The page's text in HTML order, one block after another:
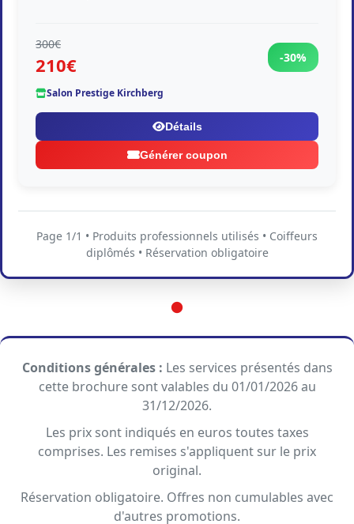
300€
210€ -30%
Salon Prestige Kirchberg
Détails
Générer coupon
Page 1/1 • Produits professionnels utilisés • Coiffeurs
diplômés • Réservation obligatoire
Conditions générales : Les services présentés dans
cette brochure sont valables du 01/01/2026 au
31/12/2026.
Les prix sont indiqués en euros toutes taxes
comprises. Les remises s'appliquent sur le prix
original.
Réservation obligatoire. Offres non cumulables avec
d'autres promotions.